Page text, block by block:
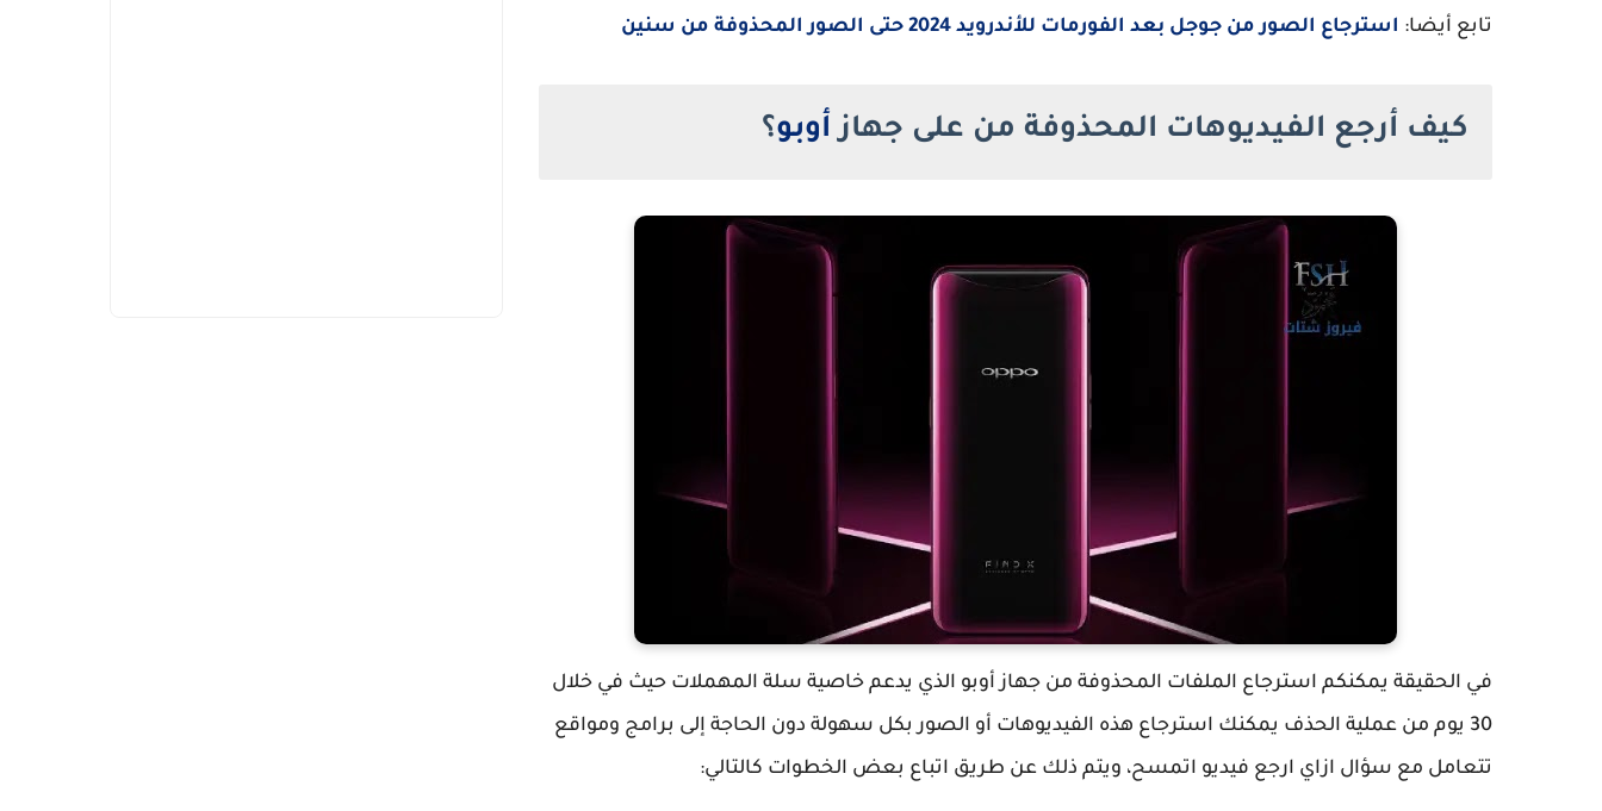
تابع أيضا: استرجاع الصور من جوجل بعد الفورمات للأندرويد 2024 حتى الصور المحذوفة من سنين
كيف أرجع الفيديوهات المحذوفة من على جهاز أوبو؟
في الحقيقة يمكنكم استرجاع الملفات المحذوفة من جهاز أوبو الذي يدعم خاصية سلة المهملات حيث في خلال
30 يوم من عملية الحذف يمكنك استرجاع هذه الفيديوهات أو الصور بكل سهولة دون الحاجة إلى برامج ومواقع
تتعامل مع سؤال ازاي ارجع فيديو اتمسح، ويتم ذلك عن طريق اتباع بعض الخطوات كالتالي: